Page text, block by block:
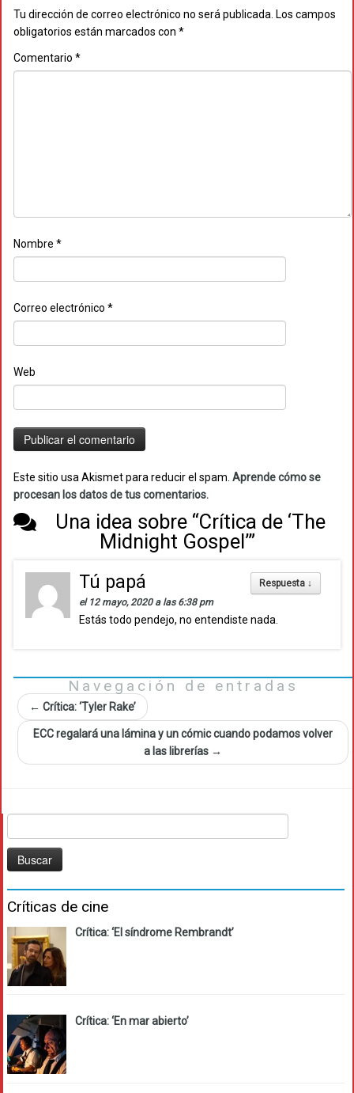
Tu dirección de correo electrónico no será publicada. Los campos
obligatorios están marcados con *
Comentario *
Nombre *
Correo electrónico *
Web
Este sitio usa Akismet para reducir el spam. Aprende cómo se
procesan los datos de tus comentarios.
Una idea sobre “Crítica de ‘The
Midnight Gospel’”
Respuesta ↓
Tú papá
el 12 mayo, 2020 a las 6:38 pm
Estás todo pendejo, no entendiste nada.
Navegación de entradas
← Crítica: ‘Tyler Rake’
ECC regalará una lámina y un cómic cuando podamos volver
a las librerías →
Críticas de cine
Crítica: ‘El síndrome Rembrandt’
Crítica: ‘En mar abierto’